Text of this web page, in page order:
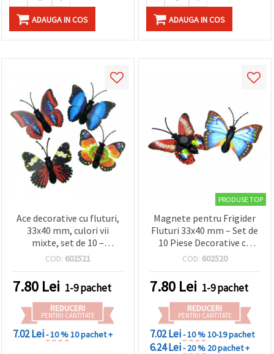
ADAUGA IN COS ADAUGA IN COS
Ace decorative cu fluturi,
33x40 mm, culori vii
mixte, set de 10 –
accesorii craft cu atașare
scrapbooking și
cardmaking
COD: 602521
7.80 Lei 1-9 pachet
REDUCERI
PENTRU CANTITATE
7.02 Lei- 10 %10 pachet +
PRODUSE TOP
Magnete pentru Frigider
Fluturi 33x40 mm – Set de
10 Piese Decorative cu
Magnet pentru Tablă
Proiecte DIY & Decorațiuni
pentru Casă
COD: 602520
7.80 Lei 1-9 pachet
REDUCERI
PENTRU CANTITATE
7.02 Lei- 10 %10-19 pachet
6.24 Lei- 20 % 20 pachet +